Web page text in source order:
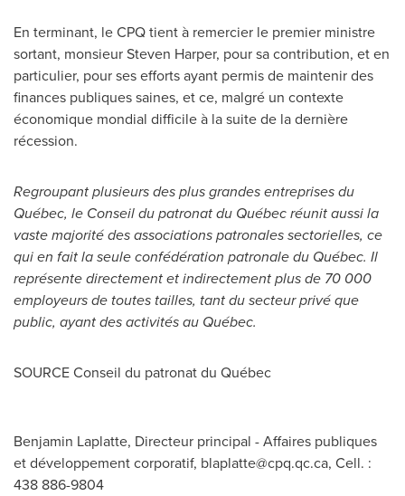
En terminant, le CPQ tient à remercier le premier ministre
sortant, monsieurSteven Harper, pour sa contribution, et en
particulier, pour ses efforts ayant permis de maintenir des
finances publiques saines, et ce, malgré un contexte
économique mondial difficile à la suite de la dernière
récession.
Regroupant plusieurs des plus grandes entreprises du
Québec, le Conseil du patronat du Québec réunit aussi la
vaste majorité des associations patronales sectorielles, ce
qui en fait la seule confédération patronale du Québec. Il
représente directement et indirectement plus de 70 000
employeurs de toutes tailles, tant du secteur privé que
public, ayant des activités au Québec.
SOURCE Conseil du patronat du Québec
Benjamin Laplatte, Directeur principal - Affaires publiques
et développement corporatif, blaplatte@cpq.qc.ca, Cell. :
438 886-9804